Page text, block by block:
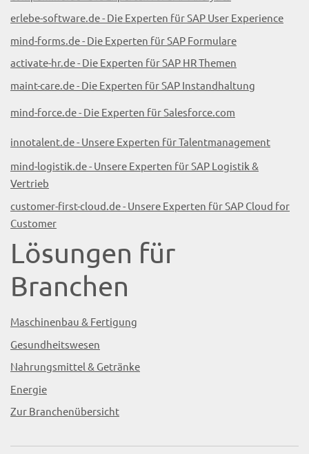
erlebe-software.de - Die Experten für SAP User Experience
mind-forms.de - Die Experten für SAP Formulare
activate-hr.de - Die Experten für SAP HR Themen
maint-care.de - Die Experten für SAP Instandhaltung
mind-force.de - Die Experten für Salesforce.com
innotalent.de - Unsere Experten für Talentmanagement
mind-logistik.de - Unsere Experten für SAP Logistik &
Vertrieb
customer-first-cloud.de - Unsere Experten für SAP Cloud for
Customer
Lösungen für
Branchen
Maschinenbau & Fertigung
Gesundheitswesen
Nahrungsmittel & Getränke
Energie
Zur Branchenübersicht